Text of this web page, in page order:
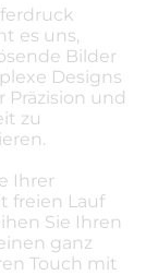
es uns,
Bilder
Designs
Präzision und
zu
Ihrer
freien Lauf
Sie Ihren
ganz
Touch mit